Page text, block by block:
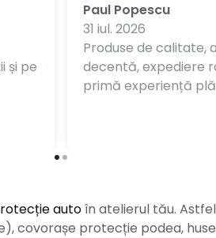
și pe
Produse de calitate,
decentă, expediere
primă experiență
Paul Popescu
31 iul. 2026
autoîn atelierul tău.
covorașe protecție podea,